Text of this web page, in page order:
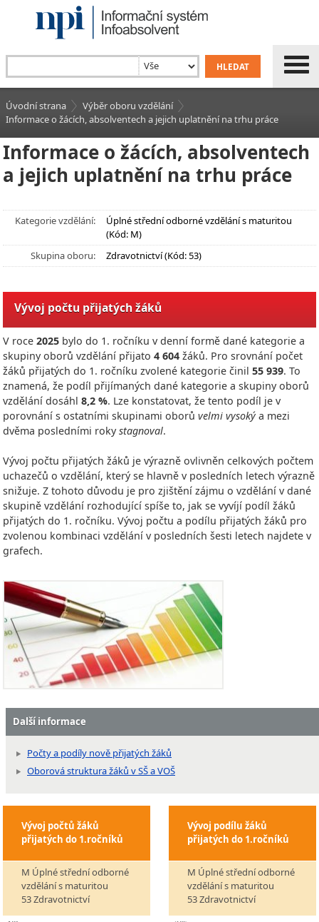
Úvodní strana
Výběr oboru vzdělání
Informace o žácích, absolventech a jejich uplatnění na trhu práce
Informace o žácích, absolventech
a jejich uplatnění na trhu práce
Kategorie vzdělání:
Úplné střední odborné vzdělání s maturitou
(Kód: M)
Skupina oboru:
Zdravotnictví (Kód: 53)
Vývoj počtu přijatých žáků
V roce 2025 bylo do 1. ročníku v denní formě dané kategorie a
skupiny oborů vzdělání přijato 4 604 žáků. Pro srovnání počet
žáků přijatých do 1. ročníku zvolené kategorie činil 55 939. To
znamená, že podíl přijímaných dané kategorie a skupiny oborů
vzdělání dosáhl 8,2 %. Lze konstatovat, že tento podíl je v
porovnání s ostatními skupinami oborů velmi vysokýa mezi
dvěma posledními rokystagnoval.
Vývoj počtu přijatých žáků je výrazně ovlivněn celkových počtem
uchazečů o vzdělání, který se hlavně v posledních letech výrazně
snižuje. Z tohoto důvodu je pro zjištění zájmu o vzdělání v dané
skupině vzdělání rozhodující spíše to, jak se vyvíjí podíl žáků
přijatých do 1. ročníku. Vývoj počtu a podílu přijatých žáků pro
zvolenou kombinaci vzdělání v posledních šesti letech najdete v
grafech.
Další informace
Počty a podíly nově přijatých žáků
Oborová struktura žáků v SŠ a VOŠ
Vývoj počtů žáků
přijatých do 1.ročníků
M Úplné střední odborné
vzdělání s maturitou
53 Zdravotnictví
Vývoj podílu žáků
přijatých do 1.ročníků
M Úplné střední odborné
vzdělání s maturitou
53 Zdravotnictví